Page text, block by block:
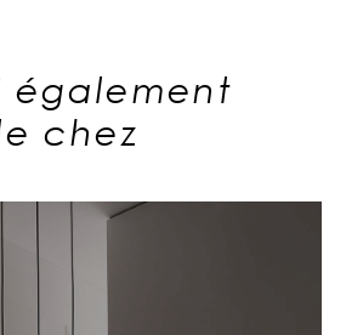
également
chez